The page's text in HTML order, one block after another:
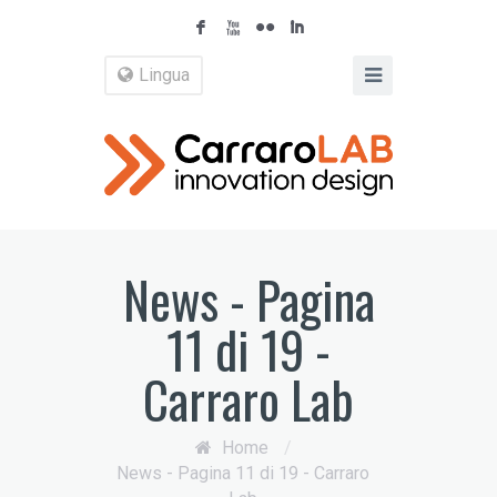
F X N I
Lingua
News - Pagina
11 di 19 -
Carraro Lab
Home
/
News - Pagina 11 di 19 - Carraro